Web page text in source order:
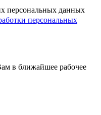
персональных данных
персональных
в ближайшее рабочее